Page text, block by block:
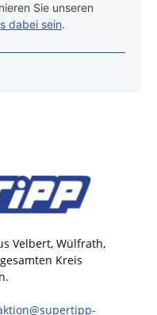
Sie unseren
dabei sein.
Velbert, Wülfrath,
Kreis